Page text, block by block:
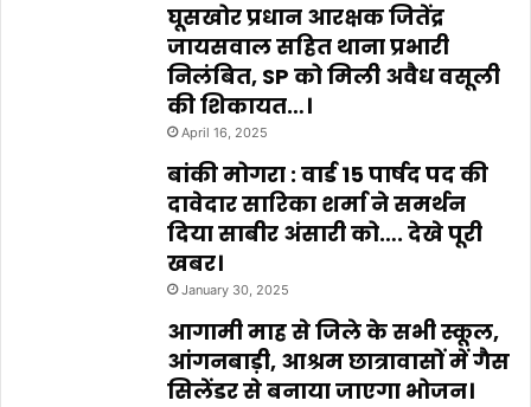
घूसखोर प्रधान आरक्षक जितेंद्र
जायसवाल सहित थाना प्रभारी
निलंबित, SP को मिली अवैध वसूली
की शिकायत…।
April 16, 2025
बांकी मोगरा : वार्ड 15 पार्षद पद की
दावेदार सारिका शर्मा ने समर्थन
दिया साबीर अंसारी को…. देखे पूरी
खबर।
January 30, 2025
आगामी माह से जिले के सभी स्कूल,
आंगनबाड़ी, आश्रम छात्रावासों में गैस
सिलेंडर से बनाया जाएगा भोजन।